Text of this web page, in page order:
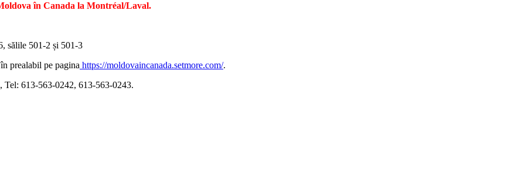
în Canada la Montréal/Laval.
sălile 501-2 și 501-3
prealabil pe pagina https://moldovaincanada.setmore.com/.
, Tel: 613-563-0242, 613-563-0243.